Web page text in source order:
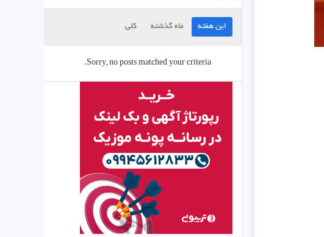
این هفته ماه گذشته کلی
Sorry, no posts matched your criteria.